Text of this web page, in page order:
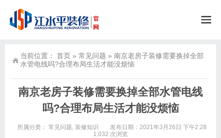
当前位置： 首页 » 常见问题 » 南京老房子装修需要换掉全部
水管电线吗?合理布局生活才能没烦恼
南京老房子装修需要换掉全部水管电线
吗?合理布局生活才能没烦恼
所属分类： 常见问题, 装修知识
发布日期：2021年3月26日 下午2:28
1,032 次浏览